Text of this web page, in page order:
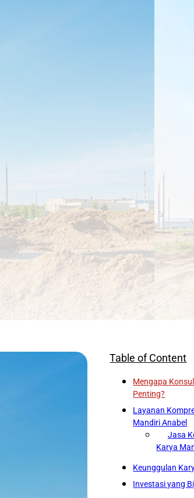
Table of Content
Mengapa
Penting?
Layanan
Mandiri Anabel
Jasa
Karya
Keunggulan
Investasi yang